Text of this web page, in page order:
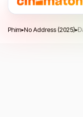
Phim▸No Address (2025)▸